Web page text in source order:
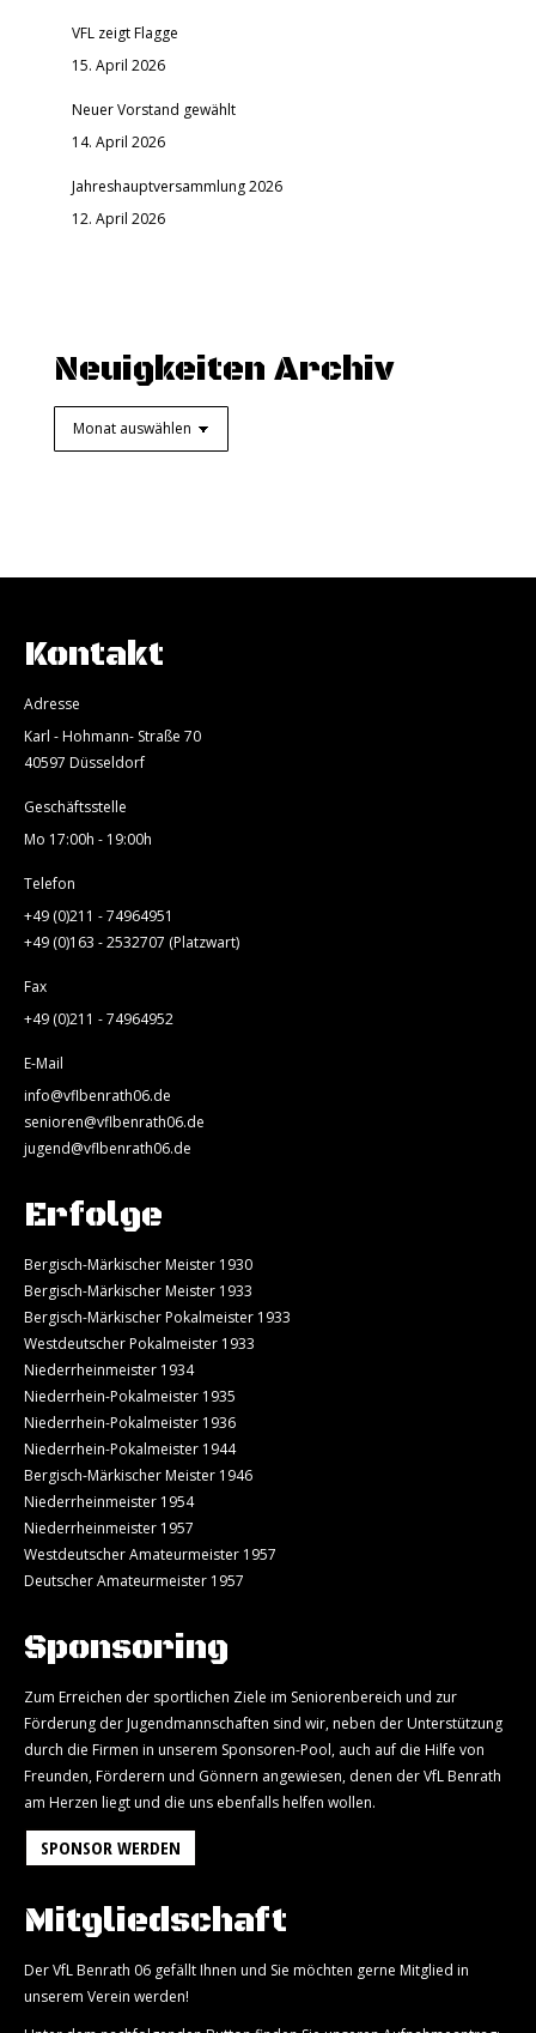
VFL zeigt Flagge
15. April 2026
Neuer Vorstand gewählt
14. April 2026
Jahreshauptversammlung 2026
12. April 2026
Neuigkeiten Archiv
Kontakt
Adresse
Karl - Hohmann- Straße 70
40597 Düsseldorf
Geschäftsstelle
Mo 17:00h - 19:00h
Telefon
+49 (0)211 - 74964951
+49 (0)163 - 2532707 (Platzwart)
Fax
+49 (0)211 - 74964952
E-Mail
info@vflbenrath06.de
senioren@vflbenrath06.de
jugend@vflbenrath06.de
Erfolge
Bergisch-Märkischer Meister 1930
Bergisch-Märkischer Meister 1933
Bergisch-Märkischer Pokalmeister 1933
Westdeutscher Pokalmeister 1933
Niederrheinmeister 1934
Niederrhein-Pokalmeister 1935
Niederrhein-Pokalmeister 1936
Niederrhein-Pokalmeister 1944
Bergisch-Märkischer Meister 1946
Niederrheinmeister 1954
Niederrheinmeister 1957
Westdeutscher Amateurmeister 1957
Deutscher Amateurmeister 1957
Sponsoring
Zum Erreichen der sportlichen Ziele im Seniorenbereich und zur
Förderung der Jugendmannschaften sind wir, neben der Unterstützung
durch die Firmen in unserem Sponsoren-Pool, auch auf die Hilfe von
Freunden, Förderern und Gönnern angewiesen, denen der VfL Benrath
am Herzen liegt und die uns ebenfalls helfen wollen.
SPONSOR WERDEN
Mitgliedschaft
Der VfL Benrath 06 gefällt Ihnen und Sie möchten gerne Mitglied in
unserem Verein werden!